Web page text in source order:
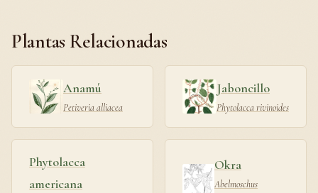
Plantas Relacionadas
Anamú
Petiveria alliacea
Jaboncillo
Phytolacca rivinoides
Phytolacca
americana
Okra
Abelmoschus